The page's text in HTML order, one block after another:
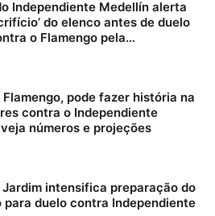
Independiente Medellín alerta
do elenco antes de duelo
o Flamengo pela
Flamengo, pode fazer história na
contra o Independiente
números e projeções
Jardim intensifica preparação do
para duelo contra Independiente